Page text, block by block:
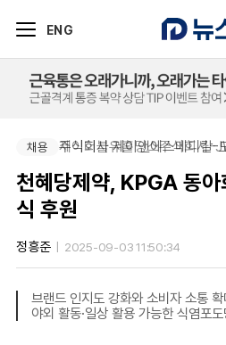
ENG
채용
채용 주식회사 제이앤에스메디칼-
천혜당제약, KPGA 동
식 후원
정흥준 2025-09-03 11:50:34
브랜드 인지도 강화와 소비자 소통 확
야외 활동·일상 활용 가능한 식염포